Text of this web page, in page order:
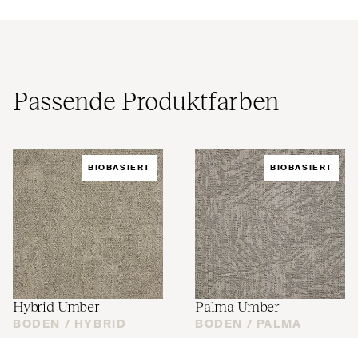
Passende Produktfarben
BIOBASIERT
Hybrid Umber
BODEN / HYBRID
BIOBASIERT
Palma Umber
BODEN / PALMA